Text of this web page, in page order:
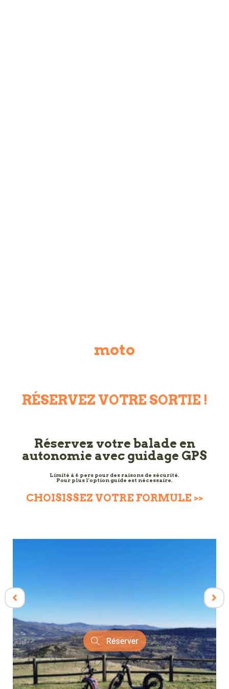
moto
RÉSERVEZ VOTRE SORTIE !
Réservez votre balade en
autonomie avec guidage GPS
Limité à 6 pers pour des raisons de sécurité.
Pour plus l'option guide est nécessaire.
CHOISISSEZ VOTRE FORMULE >>
Réserver